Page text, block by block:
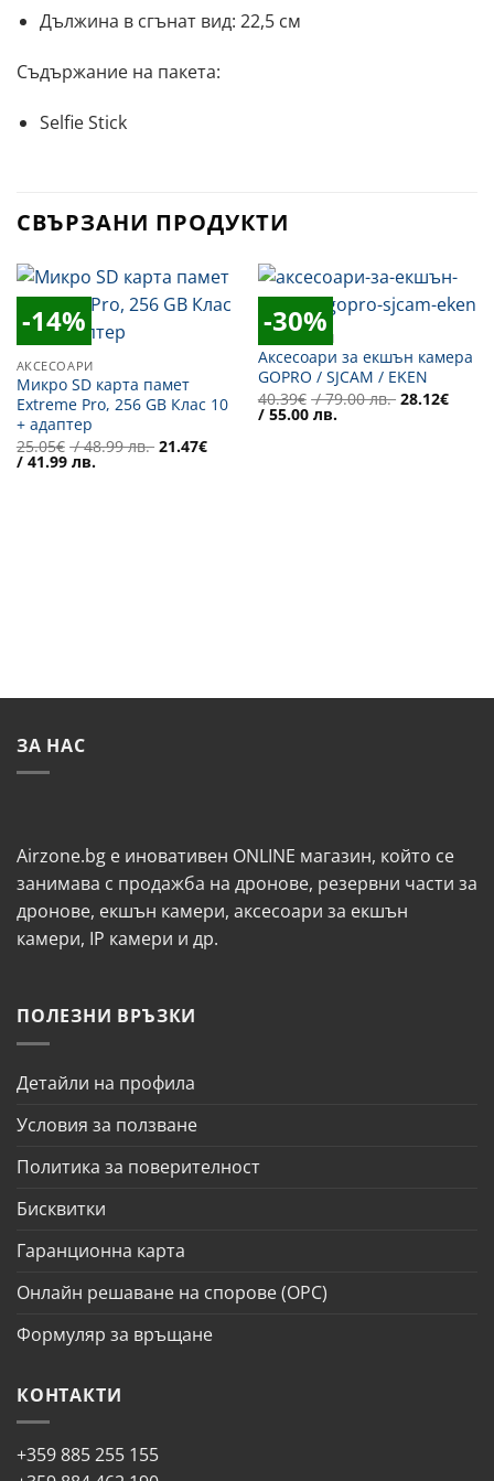
Дължина в сгънат вид: 22,5 см
Съдържание на пакета:
Selfie Stick
СВЪРЗАНИ ПРОДУКТИ
-14%
АКСЕСОАРИ
Микро SD карта памет
Extreme Pro, 256 GB Клас 10
+ адаптер
25.05€ / 48.99 лв. Original
21.47€
/ 41.99 лв.Текущата
-30%
Желани
АКСЕСОАРИ
Аксесоари за екшън камера
GOPRO / SJCAM / EKEN
40.39€ / 79.00 лв. Original
28.12€
/ 55.00 лв.Текущата
ЗА НАС
Airzone.bg е иновативен ONLINE магазин, който се
занимава с продажба на дронове, резервни части за
дронове, екшън камери, аксесоари за екшън
камери, IP камери и др.
ПОЛЕЗНИ ВРЪЗКИ
Детайли на профила
Условия за ползване
Политика за поверителност
Бисквитки
Гаранционна карта
Онлайн решаване на спорове (ОРС)
Формуляр за връщане
КОНТАКТИ
+359 885 255 155